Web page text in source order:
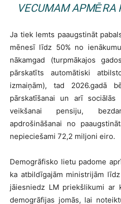
VECUMAM APMĒRA
Ja tiek lemts paaugstināt
mēnesī līdz 50% no
nākamgad (turpmākajos
pārskatīts automātiski
izmaiņām), tad 2026.gadā
pārskatīšanai un arī sociālās
veikšanai pensiju,
apdrošināšanai no
nepieciešami 72,2 miljoni eiro.
Demogrāfisko lietu padome
ka atbildīgajām ministrijām
jāiesniedz LM priekšlikumi ar
demogrāfijas jomās, lai